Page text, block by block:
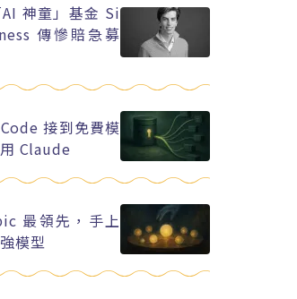
神童」基金 Si
傳慘賠急募
接到免費模
Claude
最領先，手上
模型